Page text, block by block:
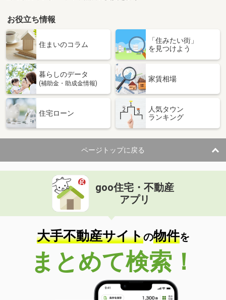
島根県松江市東出雲町揖屋
価 格
6.90万円
島根県松江市東出雲町揖屋
専有面積 26.08m²
間取り
島根県松江市東出雲町錦新町５丁目
住 所
島根県松江市東出雲町錦新町５丁目
専有面積 22.7m²
間取り
1K
島根県松江市東出雲町錦新町５丁目
価 格
住 所
島根県松江市東出雲町錦新町５丁目
専有面積 22.7m²
間取り
1K
島根県松江市東出雲町錦新町５丁目
価 格
4.80万円
島根県松江市東出雲町錦新町５丁目
22.7m²
お役立ち情報
住まいのコラム
「住みたい街」
を見つけよう
暮らしのデータ
(補助金・助成金情報)
家賃相場
住宅ローン
人気タウン
ランキング
ページトップに戻る
goo住宅・不動産
アプリ
大手不動産サイトの物件を
まとめて検索！